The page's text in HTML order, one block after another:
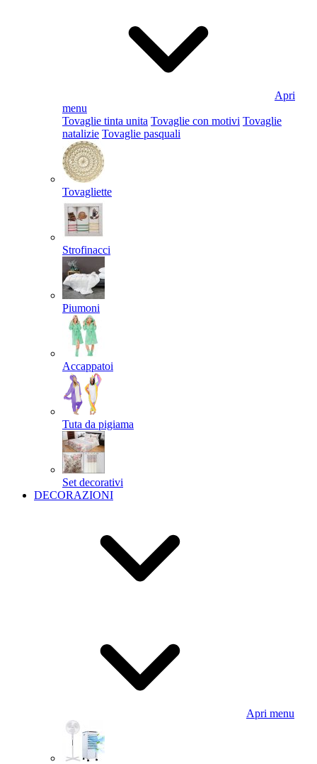
Apri
menu
Tovaglie tinta unita Tovaglie con motivi Tovaglie
natalizie Tovaglie pasquali
Tovagliette
Strofinacci
Piumoni
Accappatoi
Tuta da pigiama
Set decorativi
DECORAZIONI
Apri menu